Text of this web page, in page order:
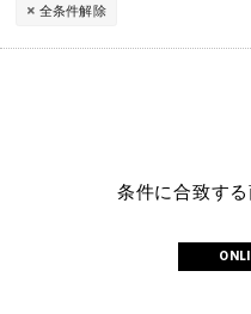
全条件解除
条件に合致する